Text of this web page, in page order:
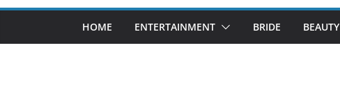
HOME ENTERTAINMENT BRIDE BEAUTY